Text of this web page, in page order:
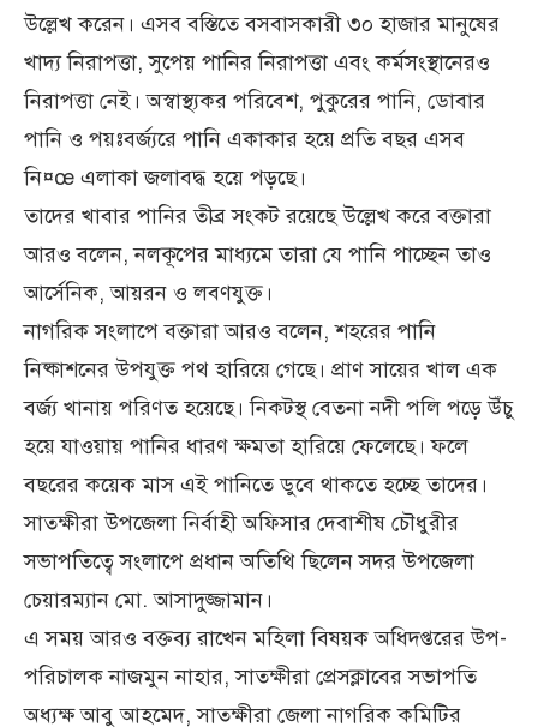
উল্লেখ করেন। এসব বস্তিতে বসবাসকারী ৩০ হাজার মানুষের
খাদ্য নিরাপত্তা, সুপেয় পানির নিরাপত্তা এবং কর্মসংস্থানেরও
নিরাপত্তা নেই। অস্বাস্থ্যকর পরিবেশ, পুকুরের পানি, ডোবার
পানি ও পয়ঃবর্জ্যরে পানি একাকার হয়ে প্রতি বছর এসব
নি¤œ এলাকা জলাবদ্ধ হয়ে পড়ছে।
তাদের খাবার পানির তীব্র সংকট রয়েছে উল্লেখ করে বক্তারা
আরও বলেন, নলকূপের মাধ্যমে তারা যে পানি পাচ্ছেন তাও
আর্সেনিক, আয়রন ও লবণযুক্ত।
নাগরিক সংলাপে বক্তারা আরও বলেন, শহরের পানি
নিষ্কাশনের উপযুক্ত পথ হারিয়ে গেছে। প্রাণ সায়ের খাল এক
বর্জ্য খানায় পরিণত হয়েছে। নিকটস্থ বেতনা নদী পলি পড়ে উঁচু
হয়ে যাওয়ায় পানির ধারণ ক্ষমতা হারিয়ে ফেলেছে। ফলে
বছরের কয়েক মাস এই পানিতে ডুবে থাকতে হচ্ছে তাদের।
সাতক্ষীরা উপজেলা নির্বাহী অফিসার দেবাশীষ চৌধুরীর
সভাপতিত্বে সংলাপে প্রধান অতিথি ছিলেন সদর উপজেলা
চেয়ারম্যান মো. আসাদুজ্জামান।
এ সময় আরও বক্তব্য রাখেন মহিলা বিষয়ক অধিদপ্তরের উপ-
পরিচালক নাজমুন নাহার, সাতক্ষীরা প্রেসক্লাবের সভাপতি
অধ্যক্ষ আবু আহমেদ, সাতক্ষীরা জেলা নাগরিক কমিটির